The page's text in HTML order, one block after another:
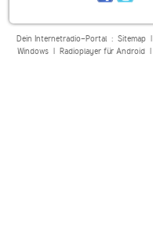
Dein Internetradio-Portal : Sitemap|
Windows| Radioplayer für Android|